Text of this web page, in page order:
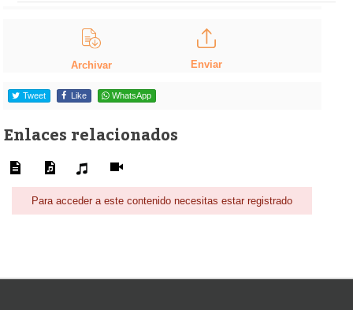
Archivar Enviar
Tweet Like WhatsApp
Enlaces relacionados
Para acceder a este contenido necesitas estar registrado